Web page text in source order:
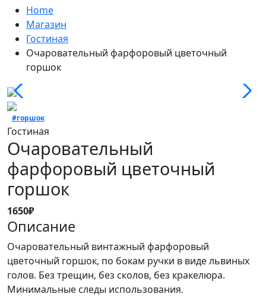
Home
Магазин
Гостиная
Очаровательный фарфоровый цветочный
горшок
#горшок
Гостиная
Очаровательный
фарфоровый цветочный
горшок
1650₽
Описание
Очаровательный винтажный фарфоровый
цветочный горшок, по бокам ручки в виде львиных
голов. Без трещин, без сколов, без кракелюра.
Минимальные следы использования.